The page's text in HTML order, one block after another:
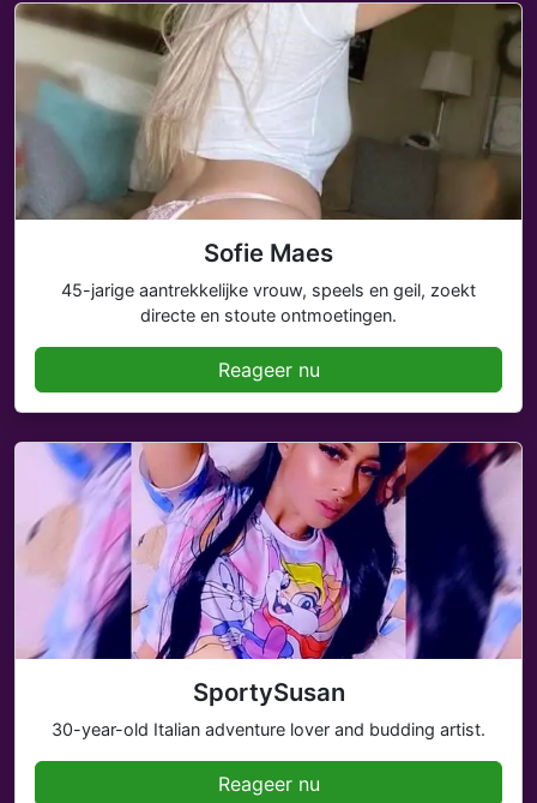
Sofie Maes
45-jarige aantrekkelijke vrouw, speels en geil, zoekt
directe en stoute ontmoetingen.
Reageer nu
SportySusan
30-year-old Italian adventure lover and budding artist.
Reageer nu